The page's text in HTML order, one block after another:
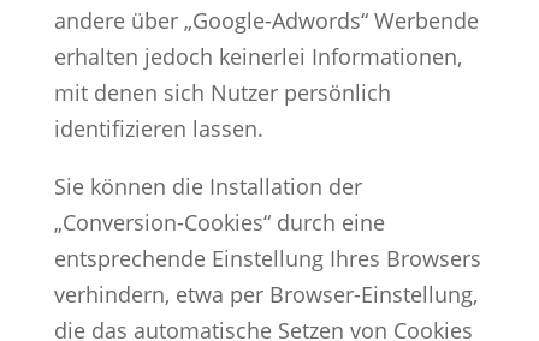
andere über „Google-Adwords“ Werbende
erhalten jedoch keinerlei Informationen,
mit denen sich Nutzer persönlich
identifizieren lassen.
Sie können die Installation der
„Conversion-Cookies“ durch eine
entsprechende Einstellung Ihres Browsers
verhindern, etwa per Browser-Einstellung,
die das automatische Setzen von Cookies